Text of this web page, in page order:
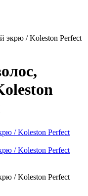
экрю / Koleston Perfect